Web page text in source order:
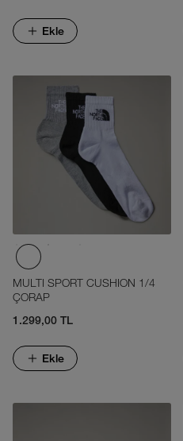
Ekle
MULTI SPORT CUSHION 1/4
ÇORAP
1.299,00 TL
Ekle